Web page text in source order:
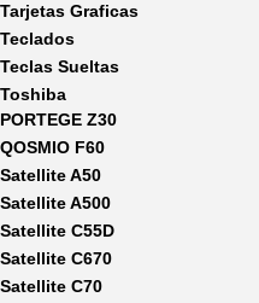
Tarjetas Graficas
Teclados
Teclas Sueltas
Toshiba
PORTEGE Z30
QOSMIO F60
Satellite A50
Satellite A500
Satellite C55D
Satellite C670
Satellite C70